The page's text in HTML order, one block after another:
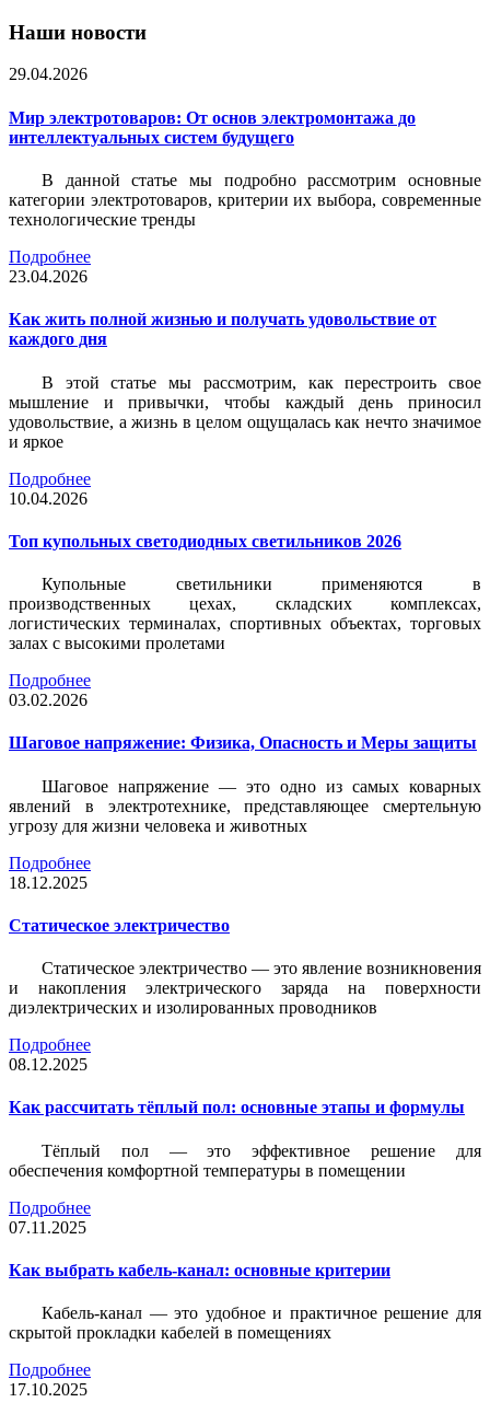
Наши новости
29.04.2026
Мир электротоваров: От основ электромонтажа до
интеллектуальных систем будущего
В данной статье мы подробно рассмотрим основные
категории электротоваров, критерии их выбора, современные
технологические тренды
Подробнее
23.04.2026
Как жить полной жизнью и получать удовольствие от
каждого дня
В этой статье мы рассмотрим, как перестроить свое
мышление и привычки, чтобы каждый день приносил
удовольствие, а жизнь в целом ощущалась как нечто значимое
и яркое
Подробнее
10.04.2026
Топ купольных светодиодных светильников 2026
Купольные светильники применяются в
производственных цехах, складских комплексах,
логистических терминалах, спортивных объектах, торговых
залах с высокими пролетами
Подробнее
03.02.2026
Шаговое напряжение: Физика, Опасность и Меры защиты
Шаговое напряжение — это одно из самых коварных
явлений в электротехнике, представляющее смертельную
угрозу для жизни человека и животных
Подробнее
18.12.2025
Статическое электричество
Статическое электричество — это явление возникновения
и накопления электрического заряда на поверхности
диэлектрических и изолированных проводников
Подробнее
08.12.2025
Как рассчитать тёплый пол: основные этапы и формулы
Тёплый пол — это эффективное решение для
обеспечения комфортной температуры в помещении
Подробнее
07.11.2025
Как выбрать кабель-канал: основные критерии
Кабель-канал — это удобное и практичное решение для
скрытой прокладки кабелей в помещениях
Подробнее
17.10.2025